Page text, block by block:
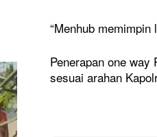
“Menhub
Penerapan one
sesuai arahan